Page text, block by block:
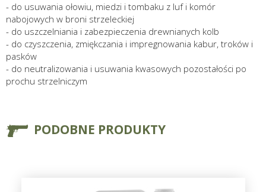
- do usuwania ołowiu, miedzi i tombaku z luf i komór
nabojowych w broni strzeleckiej
- do uszczelniania i zabezpieczenia drewnianych kolb
- do czyszczenia, zmiękczania i impregnowania kabur, troków i
pasków
- do neutralizowania i usuwania kwasowych pozostałości po
prochu strzelniczym
PODOBNE PRODUKTY